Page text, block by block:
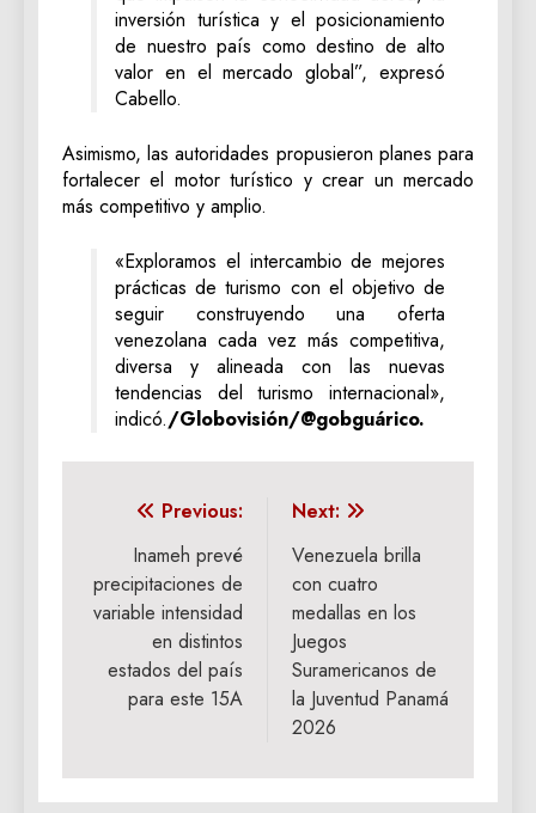
inversión turística y el posicionamiento
de nuestro país como destino de alto
valor en el mercado global”, expresó
Cabello.
Asimismo, las autoridades propusieron planes para
fortalecer el motor turístico y crear un mercado
más competitivo y amplio.
«Exploramos el intercambio de mejores
prácticas de turismo con el objetivo de
seguir construyendo una oferta
venezolana cada vez más competitiva,
diversa y alineada con las nuevas
tendencias del turismo internacional»,
indicó./Globovisión/@gobguárico.
Navegación
entradas
Previous:
Inameh prevé
precipitaciones de
variable intensidad
en distintos
estados del país
para este 15A
Next:
Venezuela brilla
con cuatro
medallas en los
Juegos
Suramericanos de
la Juventud Panamá
2026